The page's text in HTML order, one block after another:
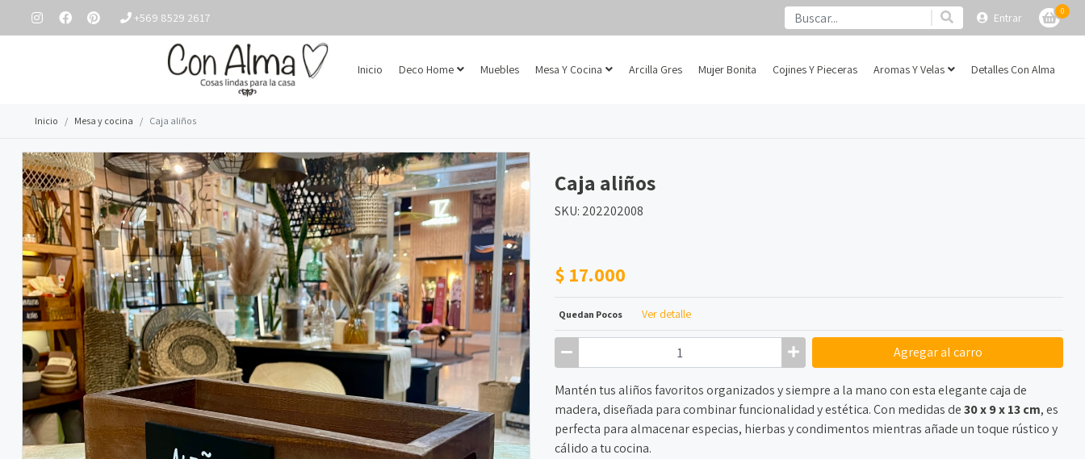
+569 8529 2617 Entrar 0
Inicio Deco Home Muebles Mesa Y Cocina Arcilla Gres Mujer Bonita Cojines Y Pieceras Aromas Y Velas Detalles Con Alma
Inicio Mesa y cocina Caja aliños
Caja aliños
SKU: 202202008
$ 17.000
Quedan Pocos Ver detalle
Agregaral carro
Mantén tus aliños favoritos organizados y siempre a la mano con esta elegante caja de
madera, diseñada para combinar funcionalidad y estética. Con medidas de30 x 9 x 13 cm, es
perfecta para almacenar especias, hierbas y condimentos mientras añade un toque rústico y
cálido a tu cocina.